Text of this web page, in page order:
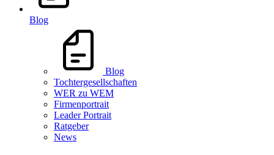
Blog
Blog
Tochtergesellschaften
WER zu WEM
Firmenportrait
Leader Portrait
Ratgeber
News